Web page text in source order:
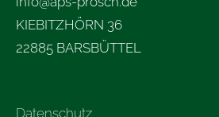
KIEBITZHÖRN 36
22885 BARSBÜTTEL
Datenschutz